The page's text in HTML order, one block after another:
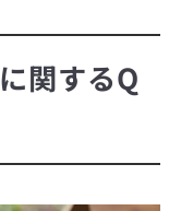
関するQ